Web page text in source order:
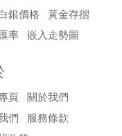
銀價格
黃金存摺
率
嵌入走勢圖
頁
關於我們
們
服務條款